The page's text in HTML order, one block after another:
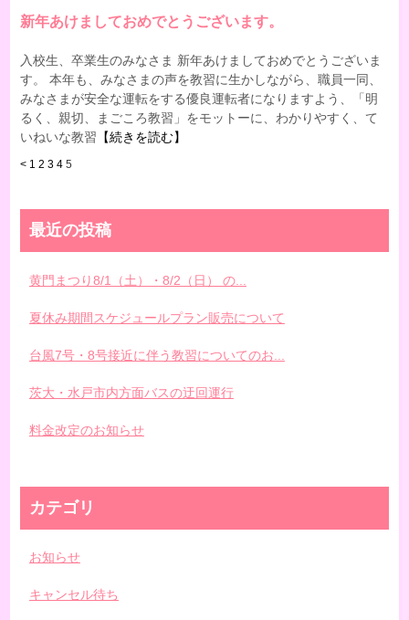
新年あけましておめでとうございます。
入校生、卒業生のみなさま 新年あけましておめでとうございま
す。 本年も、みなさまの声を教習に生かしながら、職員一同、
みなさまが安全な運転をする優良運転者になりますよう、「明
るく、親切、まごころ教習」をモットーに、わかりやすく、て
いねいな教習 【続きを読む】
< 1 2 3 4 5
最近の投稿
黄門まつり8/1（土）・8/2（日） の...
夏休み期間スケジュールプラン販売について
台風7号・8号接近に伴う教習についてのお...
茨大・水戸市内方面バスの迂回運行
料金改定のお知らせ
カテゴリ
お知らせ
キャンセル待ち